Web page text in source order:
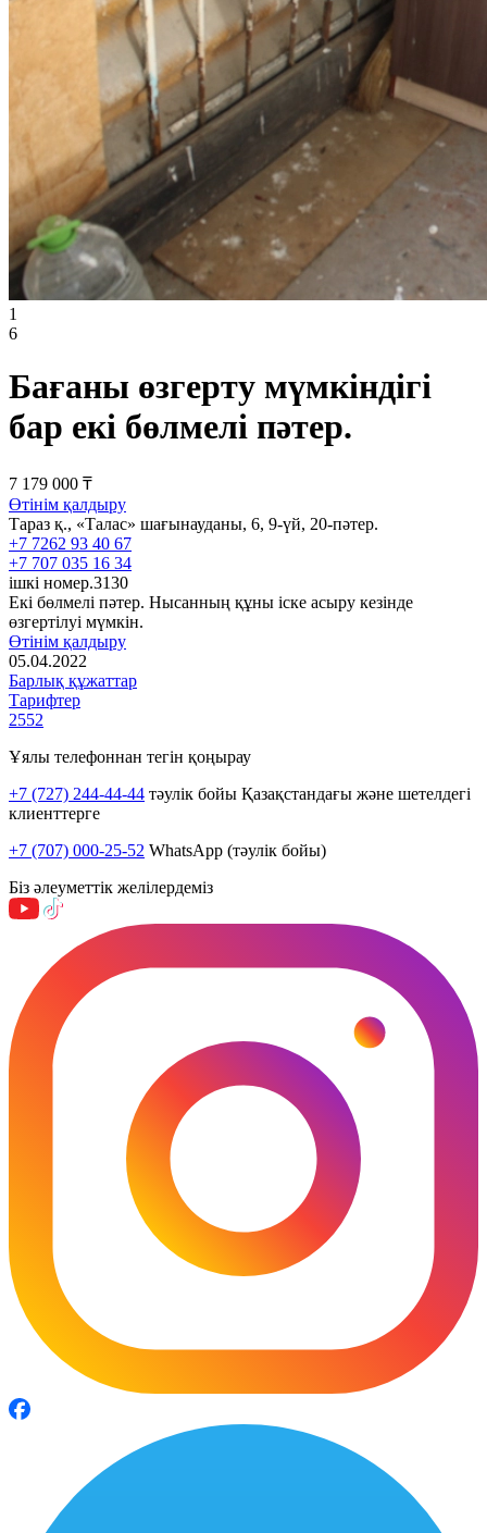
1
6
Бағаны өзгерту мүмкіндігі
бар екі бөлмелі пәтер.
7 179 000 ₸
Өтінім қалдыру
Тараз қ., «Талас» шағынауданы, 6, 9-үй, 20-пәтер.
+7 7262 93 40 67
+7 707 035 16 34
ішкі номер.3130
Екі бөлмелі пәтер. Нысанның құны іске асыру кезінде
өзгертілуі мүмкін.
Өтінім қалдыру
05.04.2022
Барлық құжаттар
Тарифтер
2552
Ұялы телефоннан тегін қоңырау
+7 (727) 244-44-44 тәулік бойы Қазақстандағы және шетелдегі
клиенттерге
+7 (707) 000-25-52 WhatsApp (тәулік бойы)
Біз әлеуметтік желілердеміз